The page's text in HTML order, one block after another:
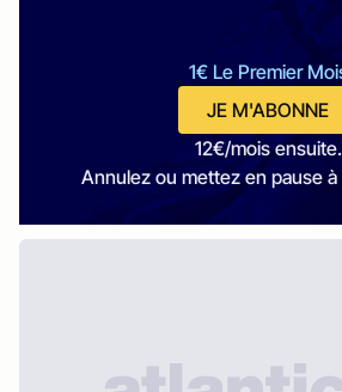
1€ Le Premier
JE M'ABONNE
12€/mois ensuite.
Annulez ou mettez en pause